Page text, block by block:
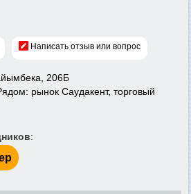
Написать отзыв или вопрос
206Б
рынок Саудакент, торговый
: